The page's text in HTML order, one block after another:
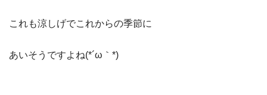
これも涼しげでこれからの季節に
あいそうですよね(*´ω｀*)